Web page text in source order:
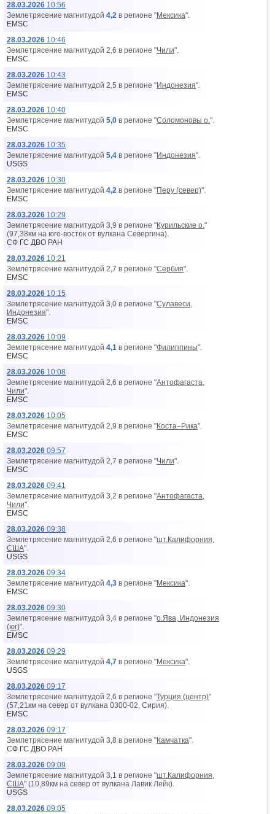
28.03.2026 10:56
Землетрясение магнитудой 4,2 в регионе "Мексика".
EMSC
28.03.2026 10:46
Землетрясение магнитудой 2,6 в регионе "Чили".
EMSC
28.03.2026 10:43
Землетрясение магнитудой 2,5 в регионе "Индонезия".
EMSC
28.03.2026 10:40
Землетрясение магнитудой 5,0 в регионе "Соломоновы о.".
EMSC
28.03.2026 10:35
Землетрясение магнитудой 5,4 в регионе "Индонезия".
USGS
28.03.2026 10:30
Землетрясение магнитудой 4,2 в регионе "Перу (север)".
EMSC
28.03.2026 10:29
Землетрясение магнитудой 3,9 в регионе "Курильские о."
(97,38км на юго-восток от вyлкана Севергина).
СФ ГС ДВО РАН
28.03.2026 10:21
Землетрясение магнитудой 2,7 в регионе "Сербия".
EMSC
28.03.2026 10:15
Землетрясение магнитудой 3,0 в регионе "Сулавеси,
Индонезия".
EMSC
28.03.2026 10:09
Землетрясение магнитудой 4,1 в регионе "Филиппины".
EMSC
28.03.2026 10:08
Землетрясение магнитудой 2,6 в регионе "Антофагаста,
Чили".
EMSC
28.03.2026 10:05
Землетрясение магнитудой 2,9 в регионе "Коста–Рика".
EMSC
28.03.2026 09:57
Землетрясение магнитудой 2,7 в регионе "Чили".
EMSC
28.03.2026 09:41
Землетрясение магнитудой 3,2 в регионе "Антофагаста,
Чили".
EMSC
28.03.2026 09:38
Землетрясение магнитудой 2,6 в регионе "шт.Калифорния,
США".
USGS
28.03.2026 09:34
Землетрясение магнитудой 4,3 в регионе "Мексика".
EMSC
28.03.2026 09:30
Землетрясение магнитудой 3,4 в регионе "о.Ява, Индонезия
(юг)".
EMSC
28.03.2026 09:29
Землетрясение магнитудой 4,7 в регионе "Мексика".
USGS
28.03.2026 09:17
Землетрясение магнитудой 2,6 в регионе "Турция (центр)"
(57,21км на север от вyлкана 0300-02, Сирия).
EMSC
28.03.2026 09:17
Землетрясение магнитудой 3,8 в регионе "Камчатка".
СФ ГС ДВО РАН
28.03.2026 09:09
Землетрясение магнитудой 3,1 в регионе "шт.Калифорния,
США" (10,89км на север от вyлкана Лавик Лейк).
USGS
28.03.2026 09:05